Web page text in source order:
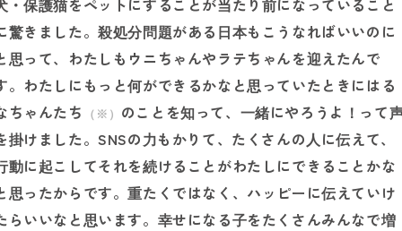
・保護猫をペットにすることが当たり前になっていること
驚きました。殺処分問題がある日本もこうなればいいのに
思って、わたしもウニちゃんやラテちゃんを迎えたんで
。わたしにもっと何ができるかなと思っていたときにはる
ちゃんたち （※） のことを知って、一緒にやろうよ！って
掛けました。SNSの力もかりて、たくさんの人に伝えて、
動に起こしてそれを続けることがわたしにできることかな
思ったからです。重たくではなく、ハッピーに伝えていけ
らいいなと思います。幸せになる子をたくさんみんなで増